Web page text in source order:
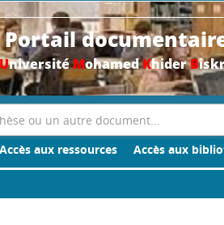
Portail
niversitéMohamedKhiderB
Accès aux ressources Accès aux